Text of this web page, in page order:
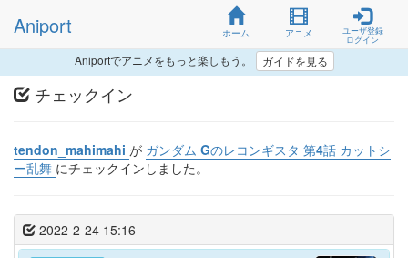
Aniport ホーム アニメ
ユーザ登録
ログイン
Aniportでアニメをもっと楽しもう。 ガイドを見る
チェックイン
tendon_mahimahi が ガンダム Gのレコンギスタ 第4話 カットシ
ー乱舞 にチェックインしました。
2022-2-24 15:16